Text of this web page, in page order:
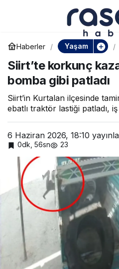
Haberler Yaşam
Siirt’te korkunç
bomba gibi patladı
Siirt’in Kurtalan ilçesinde
ebatlı traktör lastiği patladı,
6 Haziran 2026, 18:10
0dk, 56sn 23
Sarayburnu’nda
ziyaretçi akınına uğradı